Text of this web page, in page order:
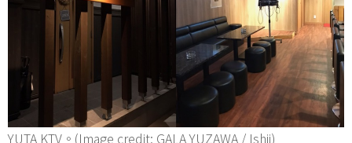
YUTA KTV。(Image credit: GALA YUZAWA / Ishii)